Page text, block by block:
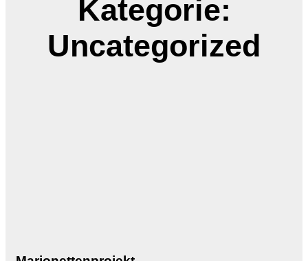
Kategorie:
Uncategorized